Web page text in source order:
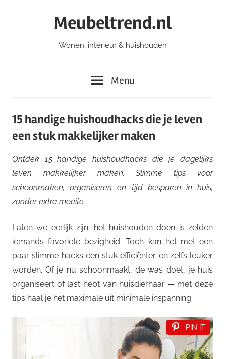
Meubeltrend.nl
Wonen, interieur & huishouden
Menu
15 handige huishoudhacks die je leven
een stuk makkelijker maken
Ontdek 15 handige huishoudhacks die je dagelijks
leven makkelijker maken. Slimme tips voor
schoonmaken, organiseren en tijd besparen in huis,
zonder extra moeite.
Laten we eerlijk zijn: het huishouden doen is zelden
iemands favoriete bezigheid. Toch kan het met een
paar slimme hacks een stuk efficiënter en zelfs leuker
worden. Of je nu schoonmaakt, de was doet, je huis
organiseert of last hebt van huisdierhaar — met deze
tips haal je het maximale uit minimale inspanning.
PIN IT